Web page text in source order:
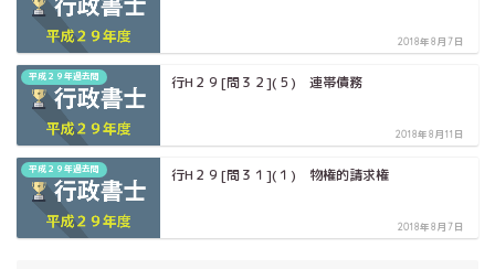
2018年8月7日
平成２９年過去問 行H２９[問３２](５) 連帯債務
2018年8月11日
平成２９年過去問 行H２９[問３１](１) 物権的請求権
2018年8月7日